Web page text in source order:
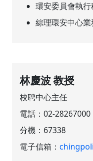
環安委員會執
綜理環安中心業
林慶波 教授
校聘中心主任
電話：02-28267000
分機： 67338
電子信箱：